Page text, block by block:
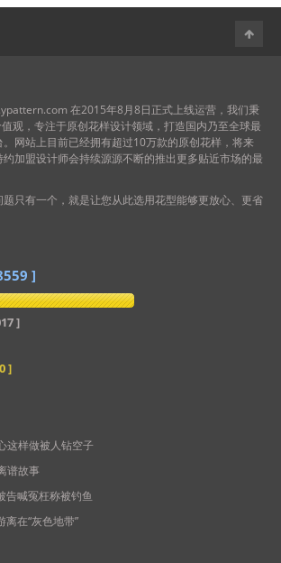
保护判定不确定因素存在的环境
方认为侵权时，我们将会提供上述几点
仲裁部门的判决书，本站将作出最终按
倍退赔承诺。
在2015年8月8日正式上线运营，我们秉
值观，专注于原创花样设计领域，打造国内乃至全球最
网站上目前已经拥有超过10万款的原创花样，将来
加盟设计师会持续源源不断的推出更多贴近市场的最
只有一个，就是让您从此选用花型能够更放心、更省
]
]
0]
这样做被人钻空子
谱故事
告喊冤枉称被钓鱼
在“灰色地带”